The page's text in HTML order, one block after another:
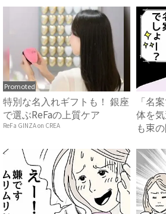
Promoted
特別な名入れギフトも！ 銀座
で選ぶReFaの上質ケア
ReFa GINZA on CREA
「名
体を
も束